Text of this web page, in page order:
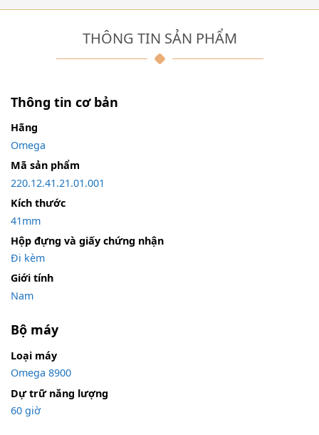
THÔNG TIN SẢN PHẨM
Thông tin cơ bản
Hãng
Omega
Mã sản phẩm
220.12.41.21.01.001
Kích thước
41mm
Hộp đựng và giấy chứng nhận
Đi kèm
Giới tính
Nam
Bộ máy
Loại máy
Omega 8900
Dự trữ năng lượng
60 giờ